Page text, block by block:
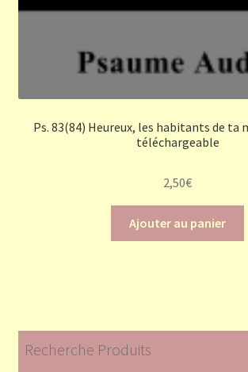
Ps. 83(84) Heureux, les habitants de ta
téléchargeable
2,50€
Ajouter au panier
Recherche Produits